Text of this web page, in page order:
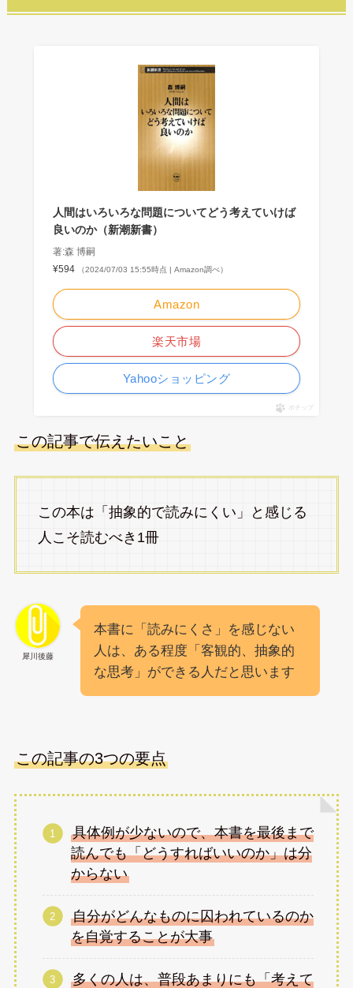
人間はいろいろな問題についてどう考えていけば
良いのか（新潮新書）
著:森 博嗣
¥594
（2024/07/03 15:55時点 | Amazon調べ）
Amazon
楽天市場
Yahooショッピング
ポチップ
この記事で伝えたいこと
この本は「抽象的で読みにくい」と感じる
人こそ読むべき1冊
犀川後藤
本書に「読みにくさ」を感じない
人は、ある程度「客観的、抽象的
な思考」ができる人だと思います
この記事の3つの要点
具体例が少ないので、本書を最後まで
読んでも「どうすればいいのか」は分
からない
自分がどんなものに囚われているのか
を自覚することが大事
多くの人は、普段あまりにも「考えて